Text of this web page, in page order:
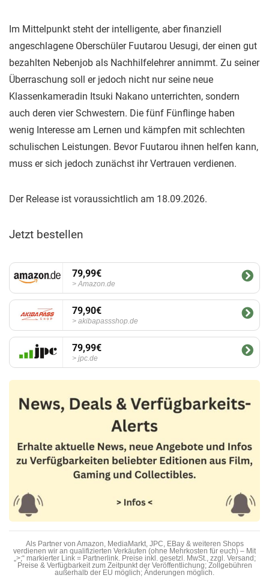
Im Mittelpunkt steht der intelligente, aber finanziell
angeschlagene Oberschüler Fuutarou Uesugi, der einen gut
bezahlten Nebenjob als Nachhilfelehrer annimmt. Zu seiner
Überraschung soll er jedoch nicht nur seine neue
Klassenkameradin Itsuki Nakano unterrichten, sondern
auch deren vier Schwestern. Die fünf Fünflinge haben
wenig Interesse am Lernen und kämpfen mit schlechten
schulischen Leistungen. Bevor Fuutarou ihnen helfen kann,
muss er sich jedoch zunächst ihr Vertrauen verdienen.
Der Release ist voraussichtlich am 18.09.2026.
Jetzt bestellen
79,99€
Amazon.de
79,90€
akibapassshop.de
79,99€
jpc.de
Als Partner von Amazon, MediaMarkt, JPC, EBay & weiteren Shops
verdienen wir an qualifizierten Verkäufen (ohne Mehrkosten für euch) – Mit
„>;“ markierter Link = Partnerlink. Preise inkl. gesetzl. MwSt., zzgl. Versand;
Preise & Verfügbarkeit zum Zeitpunkt der Veröffentlichung; Zollgebühren
außerhalb der EU möglich; Änderungen möglich.